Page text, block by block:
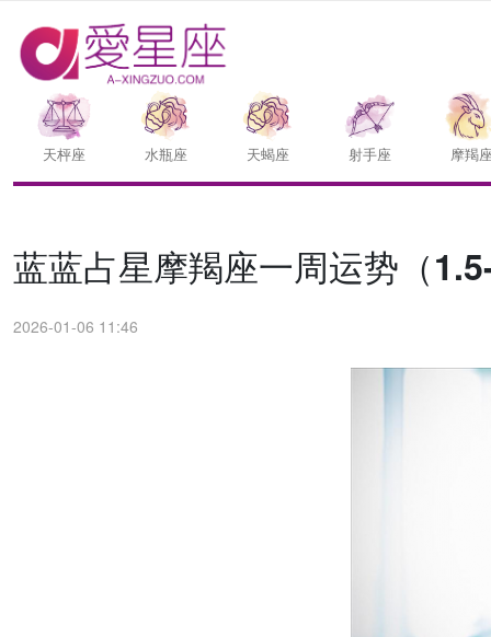
天枰座 水瓶座 天蝎座 射手座 摩羯
蓝蓝占星摩羯座一周运势（
2026-01-06 11:46